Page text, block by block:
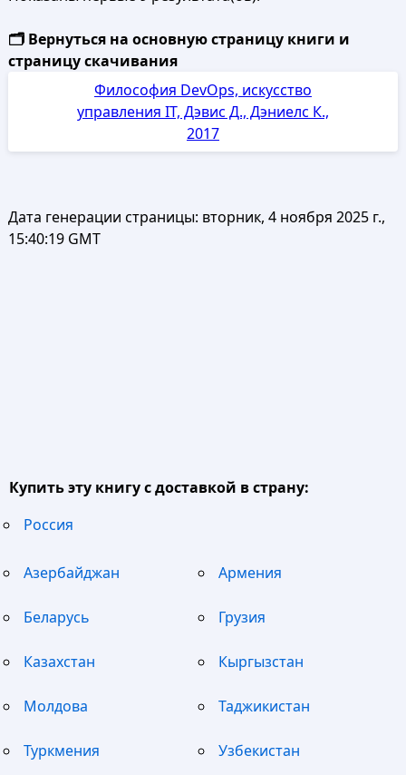
🗂️ Вернуться на основную страницу книги и
страницу скачивания
Философия DevOps, искусство
управления IT, Дэвис Д., Дэниелс К.,
2017
Дата генерации страницы: вторник, 4 ноября 2025 г.,
15:40:19 GMT
Купить эту книгу с доставкой в страну:
Россия
Азербайджан Армения
Беларусь Грузия
Казахстан Кыргызстан
Молдова Таджикистан
Туркмения Узбекистан